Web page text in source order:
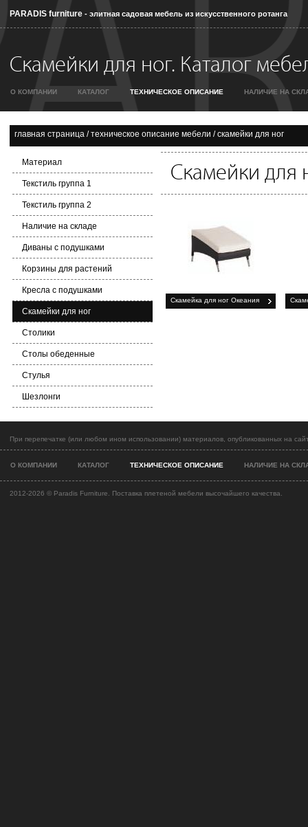
PARADIS furniture - элитная садовая мебель из искусственного ротанга
Скамейки для ног. Каталог
О КОМПАНИИ КАТАЛОГ ТЕХНИЧЕСКОЕ ОПИСАНИЕ НАЛИЧИЕ НА
главная страница /техническое описание мебели /скамейки для ног
Материал
Текстиль группа 1
Текстиль группа 2
Наличие на складе
Диваны с подушками
Корзины для растений
Кресла с подушками
Скамейки для ног
Столики
Столы обеденные
Стулья
Шезлонги
Скамейки для
Скамейка для ног Океания
При перепечатке (или любом ином использовании) материалов, опубликованных на
О КОМПАНИИ КАТАЛОГ ТЕХНИЧЕСКОЕ ОПИСАНИЕ НАЛИЧИЕ НА
2012-2026 © Paradis Furniture. Поставка плетеной мебели высочайшего качества.